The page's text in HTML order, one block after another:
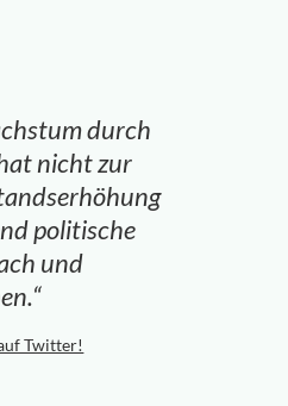
durch
nicht zur
politische
und
Twitter!